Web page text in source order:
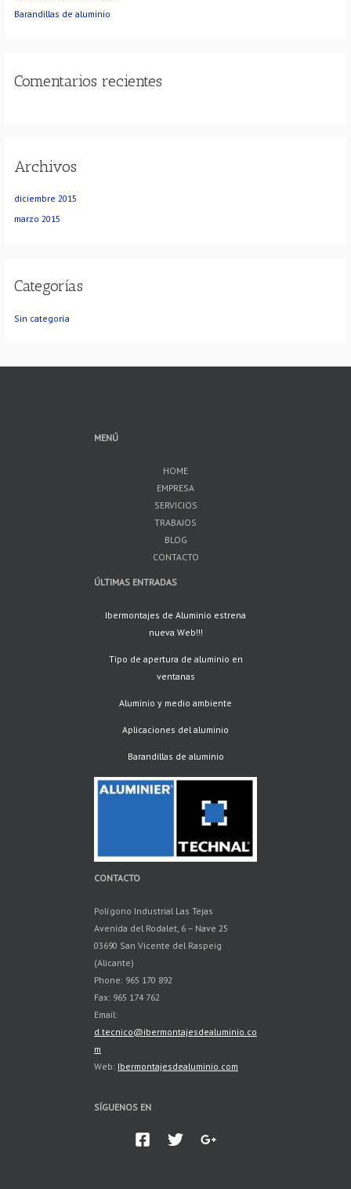
Barandillas de aluminio
Comentarios recientes
Archivos
diciembre 2015
marzo 2015
Categorías
Sin categoría
MENÚ
HOME
EMPRESA
SERVICIOS
TRABAJOS
BLOG
CONTACTO
ÚLTIMAS ENTRADAS
Ibermontajes de Aluminio estrena
nueva Web!!!
Tipo de apertura de aluminio en
ventanas
Aluminio y medio ambiente
Aplicaciones del aluminio
Barandillas de aluminio
CONTACTO
Polígono Industrial Las Tejas
Avenida del Rodalet, 6 – Nave 25
03690 San Vicente del Raspeig
(Alicante)
Phone: 965 170 892
Fax: 965 174 762
Email:
d.tecnico@ibermontajesdealuminio.co
m
Web: Ibermontajesdealuminio.com
SÍGUENOS EN